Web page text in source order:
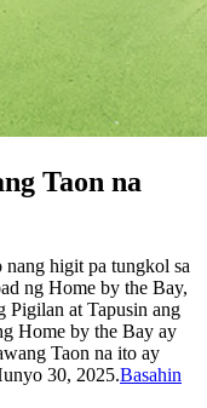
Taon na
nang higit pa tungkol sa
ng Home by the Bay,
Pigilan at Tapusin ang
Home by the Bay ay
Taon na ito ay
30, 2025.Basahin